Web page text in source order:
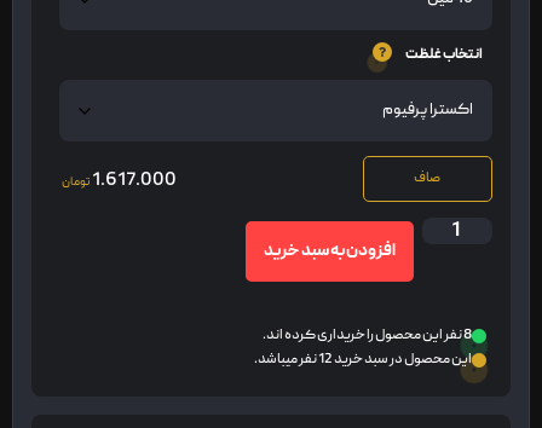
انتخاب غلظت
صاف 1.617.000تومان
افزودن به سبد خرید
8 نفر این محصول را خریداری کرده اند.
این محصول در سبد خرید 12 نفر میباشد.